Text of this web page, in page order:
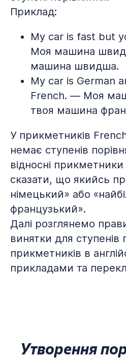
Приклад:
My car is fast but
Моя машина
машина швидша.
My car is German
French. — Моя
твоя машина
У прикметників
немає ступенів
відносні
сказати, що якийсь
німецький» або
французький».
Далі розглянемо
винятки для ступенів
прикметників в
прикладами та
Утворення